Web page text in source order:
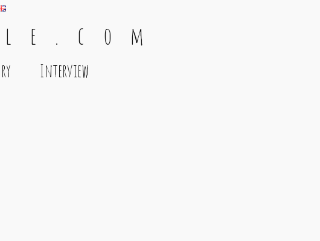
e . c o m
Interview